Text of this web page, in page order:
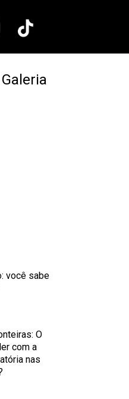
Galeria
você sabe
O
com a
nas